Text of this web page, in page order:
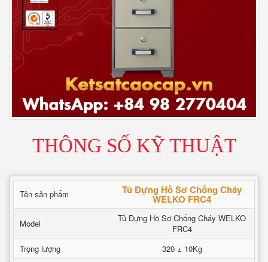
THÔNG SỐ KỸ THUẬT
Tên sản phẩm Tủ Đựng Hồ Sơ Chống Cháy
WELKO FRC4
Model
Tủ Đựng Hồ Sơ Chống Cháy WELKO
FRC4
Trọng lượng
320 ± 10Kg